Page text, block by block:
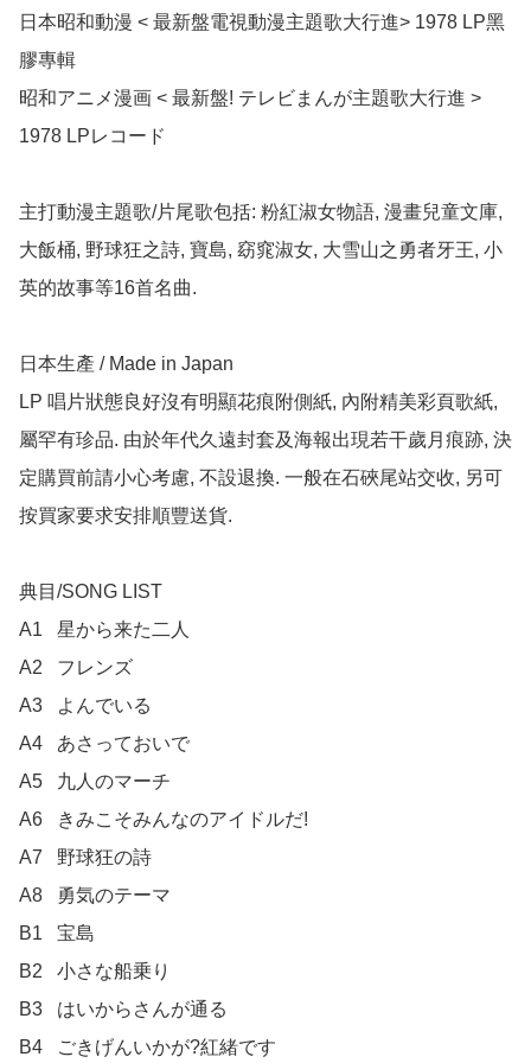
日本昭和動漫 < 最新盤電視動漫主題歌大行進> 1978 LP黑
膠專輯
昭和アニメ漫画 < 最新盤! テレビまんが主題歌大行進 >
1978 LPレコード
主打動漫主題歌/片尾歌包括: 粉紅淑女物語, 漫畫兒童文庫,
大飯桶, 野球狂之詩, 寶島, 窈窕淑女, 大雪山之勇者牙王, 小
英的故事等16首名曲.
日本生產 / Made in Japan
LP 唱片狀態良好沒有明顯花痕附側紙, 內附精美彩頁歌紙,
屬罕有珍品. 由於年代久遠封套及海報出現若干歲月痕跡, 決
定購買前請小心考慮, 不設退換. 一般在石硤尾站交收, 另可
按買家要求安排順豐送貨.
典目/SONG LIST
A1	星から来た二人
A2	フレンズ
A3	よんでいる
A4	あさっておいで
A5	九人のマーチ
A6	きみこそみんなのアイドルだ!
A7	野球狂の詩
A8	勇気のテーマ
B1	宝島
B2	小さな船乗り
B3	はいからさんが通る
B4	ごきげんいかが?紅緒です